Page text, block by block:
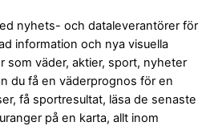
nyhets- och dataleverantörer för
information och nya visuella
som väder, aktier, sport, nyheter
du få en väderprognos för en
få sportresultat, läsa de senaste
på en karta, allt inom